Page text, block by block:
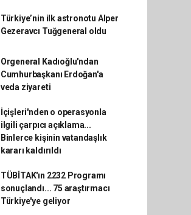
Türkiye’nin ilk astronotu Alper
Gezeravcı Tuğgeneral oldu
Orgeneral Kadıoğlu'ndan
Cumhurbaşkanı Erdoğan'a
veda ziyareti
İçişleri'nden o operasyonla
ilgili çarpıcı açıklama...
Binlerce kişinin vatandaşlık
kararı kaldırıldı
TÜBİTAK'ın 2232 Programı
sonuçlandı... 75 araştırmacı
Türkiye'ye geliyor